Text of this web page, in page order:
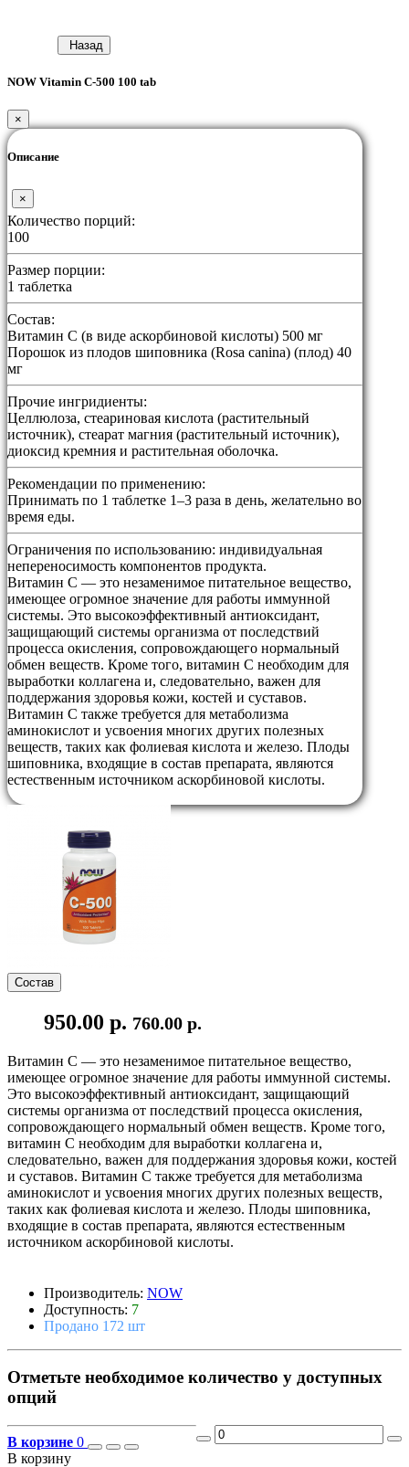
Назад
NOW Vitamin C-500 100 tab
×
Описание
×
Количество порций:
100
Размер порции:
1 таблетка
Состав:
Витамин C (в виде аскорбиновой кислоты) 500 мг
Порошок из плодов шиповника (Rosa canina) (плод) 40
мг
Прочие ингридиенты:
Целлюлоза, стеариновая кислота (растительный
источник), стеарат магния (растительный источник),
диоксид кремния и растительная оболочка.
Рекомендации по применению:
Принимать по 1 таблетке 1–3 раза в день, желательно во
время еды.
Ограничения по использованию: индивидуальная
непереносимость компонентов продукта.
Витамин C — это незаменимое питательное вещество,
имеющее огромное значение для работы иммунной
системы. Это высокоэффективный антиоксидант,
защищающий системы организма от последствий
процесса окисления, сопровождающего нормальный
обмен веществ. Кроме того, витамин C необходим для
выработки коллагена и, следовательно, важен для
поддержания здоровья кожи, костей и суставов.
Витамин C также требуется для метаболизма
аминокислот и усвоения многих других полезных
веществ, таких как фолиевая кислота и железо. Плоды
шиповника, входящие в состав препарата, являются
естественным источником аскорбиновой кислоты.
Состав
950.00 р. 760.00 р.
Витамин C — это незаменимое питательное вещество,
имеющее огромное значение для работы иммунной системы.
Это высокоэффективный антиоксидант, защищающий
системы организма от последствий процесса окисления,
сопровождающего нормальный обмен веществ. Кроме того,
витамин C необходим для выработки коллагена и,
следовательно, важен для поддержания здоровья кожи, костей
и суставов. Витамин C также требуется для метаболизма
аминокислот и усвоения многих других полезных веществ,
таких как фолиевая кислота и железо. Плоды шиповника,
входящие в состав препарата, являются естественным
источником аскорбиновой кислоты.
Производитель: NOW
Доступность: 7
Продано 172 шт
Отметьте необходимое количество у доступных
опций
В корзине 0
В корзину